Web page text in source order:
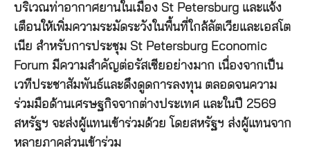
บริเวณท่าอากาศยานในเมือง St Petersburg และแจ้ง
เตือนให้เพิ่มความระมัดระวังในพื้นที่ใกล้ลัตเวียและเอสโต
เนีย สำหรับการประชุม St Petersburg Economic
Forum มีความสำคัญต่อรัสเซียอย่างมาก เนื่องจากเป็น
เวทีประชาสัมพันธ์และดึงดูดการลงทุน ตลอดจนความ
ร่วมมือด้านเศรษฐกิจจากต่างประเทศ และในปี 2569
สหรัฐฯ จะส่งผู้แทนเข้าร่วมด้วย โดยสหรัฐฯ ส่งผู้แทนจาก
หลายภาคส่วนเข้าร่วม